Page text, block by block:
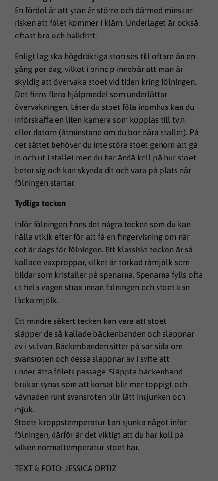
En fördel är att ytan är större och därmed minskar
risken att fölet kommer i kläm. Underlaget är också
oftast bra och halkfritt.
Enligt lag ska högdräktiga ston ses till oftare än en
gång per dag, vilket i princip innebär att man är
skyldig att övervaka stoet vid tiden kring fölningen.
Det finns flera hjälpmedel som underlättar
övervakningen. Låter du stoet föla inomhus kan du
införskaffa en liten kamera som kopplas till tv:n
eller datorn (åtminstone om du bor nära stallet). På
det sättet behöver du inte störa stoet genom att gå
in och ut i stallet men du har ändå koll på hur stoet
beter sig och kan skynda dit och vara på plats när
fölningen startar.
Tydliga tecken
Inför fölningen finns det några tecken som du kan
hålla utkik efter för att få en fingervisning om när
det är dags för fölningen. Ett klassiskt tecken är så
kallade vaxproppar, vilket är torkad råmjölk som
bildar som kristaller på spenarna. Spenarna fylls ofta
ut hela vägen strax innan fölningen och stoet kan
läcka mjölk.
Ett mindre säkert tecken kan vara att stoet
släpper de så kallade bäckenbanden och slappnar
av i vulvan. Bäckenbanden sitter på var sida om
svansroten och dessa slappnar av i syfte att
underlätta fölets passage. Släppta bäckenband
brukar synas som att korset blir mer toppigt och
vävnaden runt svansroten blir lätt insjunken och
mjuk.
Stoets kroppstemperatur kan sjunka något inför
fölningen, därför är det viktigt att du har koll på
vilken normaltemperatur stoet har.
TEXT & FOTO: JESSICA ORTIZ